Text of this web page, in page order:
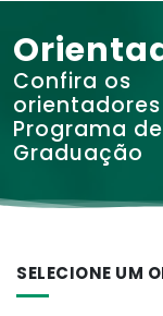
Confira os
Programa
Graduação
SELECIONE UM